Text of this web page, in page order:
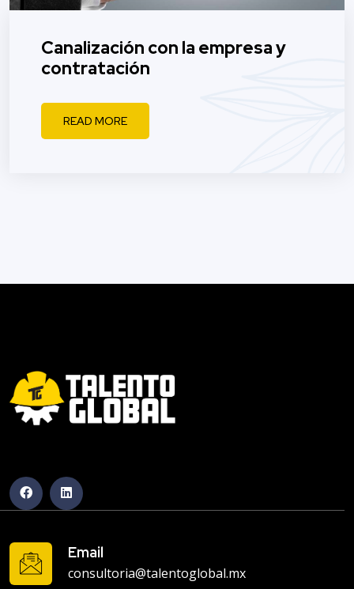
Canalización con la empresa y
contratación
READ MORE
Email
consultoria@talentoglobal.mx